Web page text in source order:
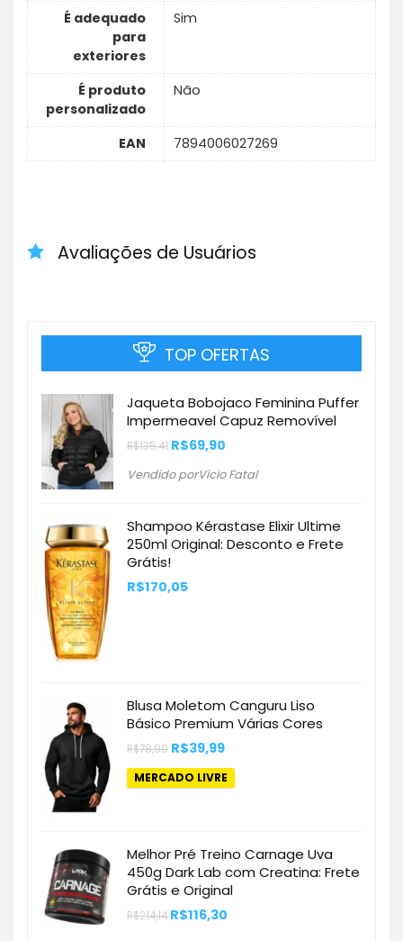
É adequado
para
exteriores
Sim
É produto
personalizado
Não
EAN 7894006027269
Avaliações de Usuários
TOP OFERTAS
Jaqueta Bobojaco Feminina Puffer
Impermeavel Capuz Removível
R$135,41 O
original
era:
R$69,90
atual
Vendido porVicio Fatal
Shampoo Kérastase Elixir Ultime
250ml Original: Desconto e Frete
Grátis!
R$170,05
Blusa Moletom Canguru Liso
Básico Premium Várias Cores
R$78,90 O
preço
original
era:
R$39,99O
atual
é:
MERCADO LIVRE
Melhor Pré Treino Carnage Uva
450g Dark Lab com Creatina: Frete
Grátis e Original
R$214,14 O
preço
R$116,30